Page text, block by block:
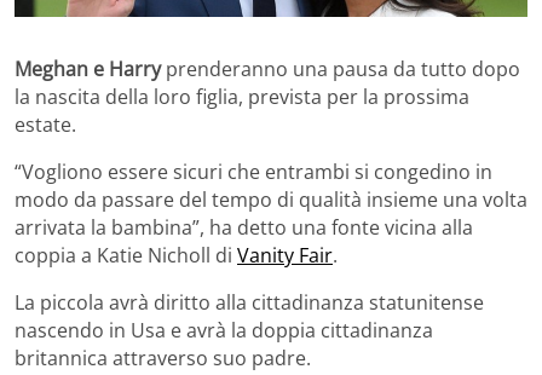
Meghan e Harryprenderanno una pausa da tutto dopo
la nascita della loro figlia, prevista per la prossima
estate.
“Vogliono essere sicuri che entrambi si congedino in
modo da passare del tempo di qualità insieme una volta
arrivata la bambina”, ha detto una fonte vicina alla
coppia a Katie Nicholl di Vanity Fair.
La piccola avrà diritto alla cittadinanza statunitense
nascendo in Usa e avrà la doppia cittadinanza
britannica attraverso suo padre.